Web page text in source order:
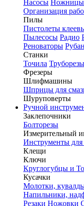
Насосы Ножницы
Организация
Пилы
Пистолеты
Пылесосы Радио
Реноваторы
Станки
Точила Труборезы
Фрезеры
Шлифмашины
Шприцы для
Шуруповерты
Ручной
Заклепочники
Болторезы
Измерительный
Инструменты для
Клещи
Ключи
Круглогубцы и
Кусачки
Молотки,
Напильники,
Резаки Ножовки